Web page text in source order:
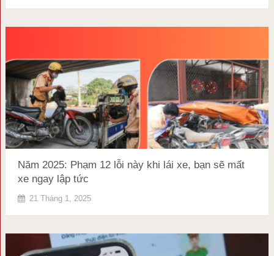
Năm 2025: Phạm 12 lỗi này khi lái xe, bạn sẽ mất
xe ngay lập tức
21 Tháng 1, 2025